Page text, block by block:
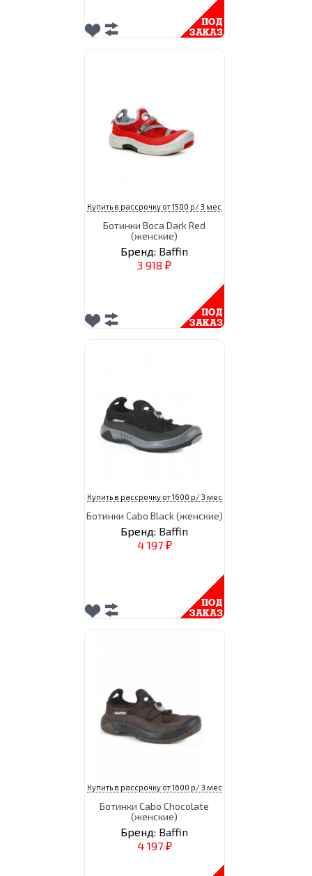
Купить в рассрочку от 1500 р/ 3 мес
Ботинки Boca Dark Red
(женские)
Бренд: Baffin
3 918 ₽
Купить в рассрочку от 1600 р/ 3 мес
Ботинки Cabo Black (женские)
Бренд: Baffin
4 197 ₽
Купить в рассрочку от 1600 р/ 3 мес
Ботинки Cabo Chocolate
(женские)
Бренд: Baffin
4 197 ₽